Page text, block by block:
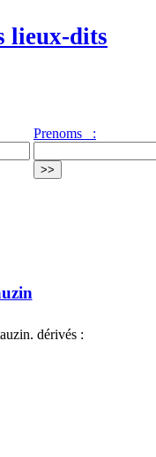
lieux-dits
Prenoms :
dérivés :